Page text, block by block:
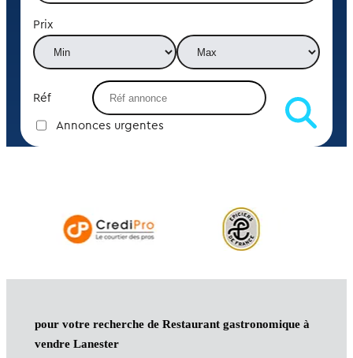
Prix
Réf
Annonces urgentes
pour votre recherche de Restaurant gastronomique à
vendre Lanester